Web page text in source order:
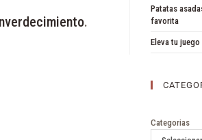
.
Patatas
favorita
Eleva tu
Categorias